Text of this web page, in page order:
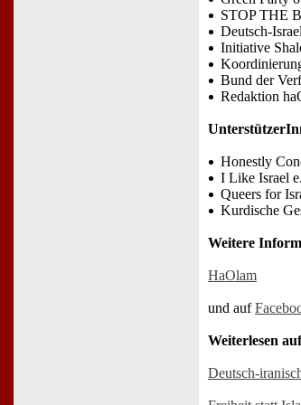
STOP THE
Deutsch-
Initiative
Bund der
Redaktion
Honestly
I Like Israel
Queers for
Kurdische
Weitere
HaOlam
und auf
Weiterlesen
Deutsch-